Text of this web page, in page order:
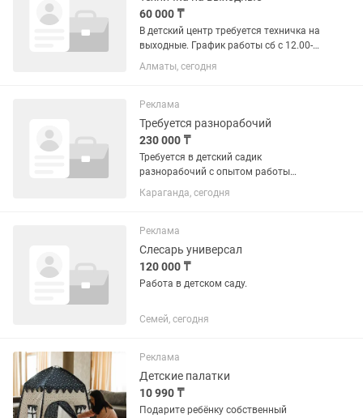
60 000 ₸
В детский центр требуется техничка на
выходные. График работы сб с 12.00-
18.00, Вс с 10.00-16.00. Район Меги на
Розыбакиева.
Алматы, сегодня
Реклама
Требуется разнорабочий
230 000 ₸
Требуется в детский садик
разнорабочий с опытом работы
сантехник плотник электрик дворник
по зданию работы
Караганда, сегодня
Реклама
Слесарь универсал
120 000 ₸
Работа в детском саду.
Семей, сегодня
Реклама
Детские палатки
10 990 ₸
Подарите ребёнку собственный